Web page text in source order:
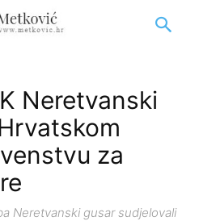
Neretvanski
za
Neretvanski gusar sudjelovali